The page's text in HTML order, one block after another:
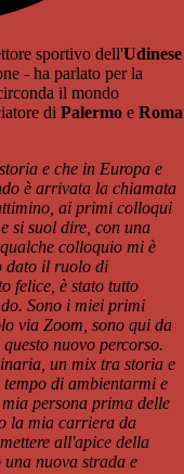
sportivo dell'Udinese
- ha parlato per la
il mondo
di Palermo e Roma
e che in Europa e
è arrivata la chiamata
ai primi colloqui
si suol dire, con una
colloquio mi è
dato il ruolo di
felice, è stato tutto
Sono i miei primi
via Zoom, sono qui da
nuovo percorso.
un mix tra storia e
di ambientarmi e
persona prima delle
la mia carriera da
all'apice della
nuova strada e